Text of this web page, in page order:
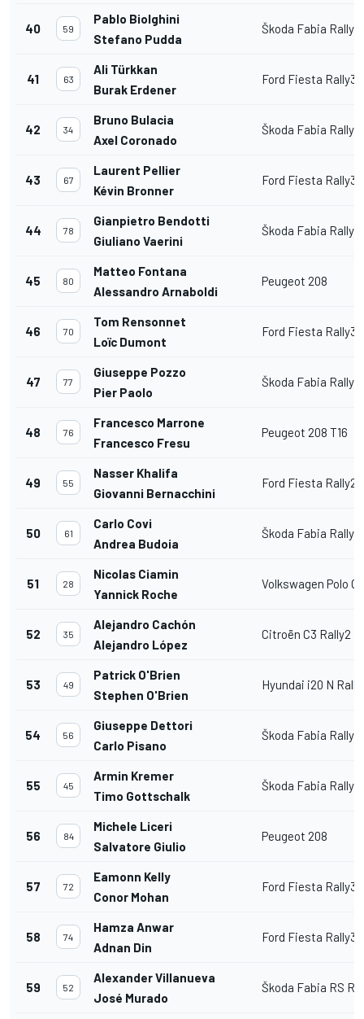
40 59
Pablo Biolghini
Stefano Pudda
Škoda Fabia Rally2
41 63
Ali Türkkan
Burak Erdener
Ford Fiesta Rally3
42 34
Bruno Bulacia
Axel Coronado
Škoda Fabia Rally2
43 67
Laurent Pellier
Kévin Bronner
Ford Fiesta Rally3
44 78
Gianpietro Bendotti
Giuliano Vaerini
Škoda Fabia Rally2
45 80
Matteo Fontana
Alessandro Arnaboldi
Peugeot 208
46 70
Tom Rensonnet
Loïc Dumont
Ford Fiesta Rally3
47 77
Giuseppe Pozzo
Pier Paolo
Škoda Fabia Rally2
48 76
Francesco Marrone
Francesco Fresu
Peugeot 208 T16
49 55
Nasser Khalifa
Giovanni Bernacchini
Ford Fiesta Rally2
50 61
Carlo Covi
Andrea Budoia
Škoda Fabia Rally2
51 28
Nicolas Ciamin
Yannick Roche
Volkswagen Polo
52 35
Alejandro Cachón
Alejandro López
Citroën C3 Rally2
53 49
Patrick O'Brien
Stephen O'Brien
Hyundai i20 N
54 56
Giuseppe Dettori
Carlo Pisano
Škoda Fabia Rally2
55 45
Armin Kremer
Timo Gottschalk
Škoda Fabia Rally2
56 84
Michele Liceri
Salvatore Giulio
Peugeot 208
57 72
Eamonn Kelly
Conor Mohan
Ford Fiesta Rally3
58 74
Hamza Anwar
Adnan Din
Ford Fiesta Rally3
59 52
Alexander Villanueva
José Murado
Škoda Fabia RS